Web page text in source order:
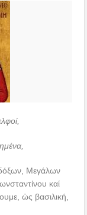
Μεγάλων
καί
ὡς βασιλική,